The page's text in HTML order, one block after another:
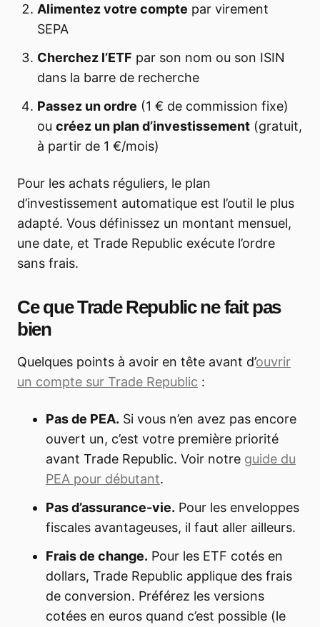
Alimentez votre compte par virement
SEPA
Cherchez l’ETF par son nom ou son ISIN
dans la barre de recherche
Passez un ordre (1 € de commission fixe)
ou créez un plan d’investissement (gratuit,
à partir de 1 €/mois)
Pour les achats réguliers, le plan
d’investissement automatique est l’outil le plus
adapté. Vous définissez un montant mensuel,
une date, et Trade Republic exécute l’ordre
sans frais.
Ce que Trade Republic ne fait pas
bien
Quelques points à avoir en tête avant d’ouvrir
un compte sur Trade Republic :
Pas de PEA. Si vous n’en avez pas encore
ouvert un, c’est votre première priorité
avant Trade Republic. Voir notre guide du
PEA pour débutant.
Pas d’assurance-vie. Pour les enveloppes
fiscales avantageuses, il faut aller ailleurs.
Frais de change. Pour les ETF cotés en
dollars, Trade Republic applique des frais
de conversion. Préférez les versions
cotées en euros quand c’est possible (le